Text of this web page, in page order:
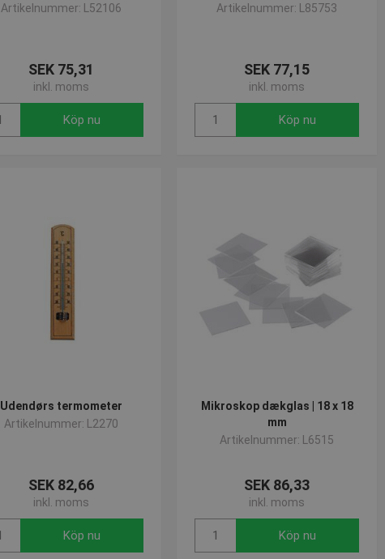
Artikelnummer: L52106
SEK 75,31
inkl. moms
Köp nu
Artikelnummer: L85753
SEK 77,15
inkl. moms
Köp nu
Udendørs termometer
Artikelnummer: L2270
SEK 82,66
inkl. moms
Köp nu
Mikroskop dækglas | 18 x 18
mm
Artikelnummer: L6515
SEK 86,33
inkl. moms
Köp nu